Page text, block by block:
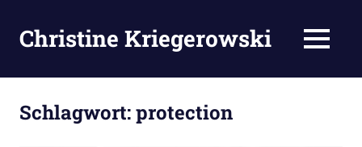
Inhalt
springen
Christine Kriegerowski MENÜ
Schlagwort:protection